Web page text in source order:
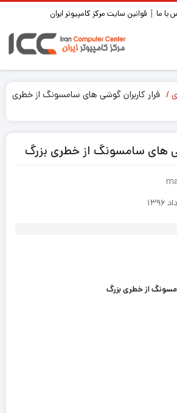
با ما قوانین سایت مرکز کامپیوتر ایران
فرار کاربران گوشی های سامسونگ از خطری
های سامسونگ از خطری بزرگ
از خطری بزرگ